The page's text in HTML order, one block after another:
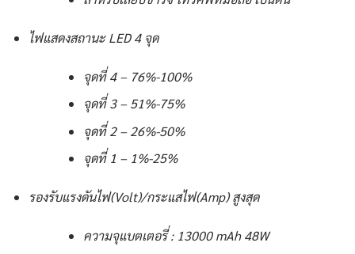
ไฟแสดงสถานะ LED 4 จุด
จุดที่ 4 – 76%-100%
จุดที่ 3 – 51%-75%
จุดที่ 2 – 26%-50%
จุดที่ 1 – 1%-25%
รองรับแรงดันไฟ(Volt)/กระแสไฟ(Amp) สูงสุด
ความจุแบตเตอรี่ : 13000 mAh 48W